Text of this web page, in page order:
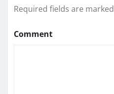
Required fields are marked
Comment